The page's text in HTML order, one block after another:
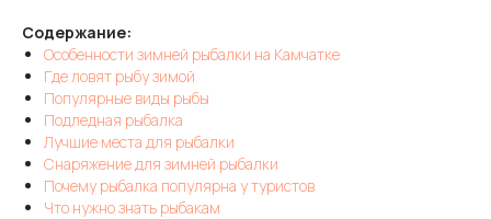
Содержание:
Особенности зимней рыбалки на Камчатке
Где ловят рыбу зимой
Популярные виды рыбы
Подледная рыбалка
Лучшие места для рыбалки
Снаряжение для зимней рыбалки
Почему рыбалка популярна у туристов
Что нужно знать рыбакам